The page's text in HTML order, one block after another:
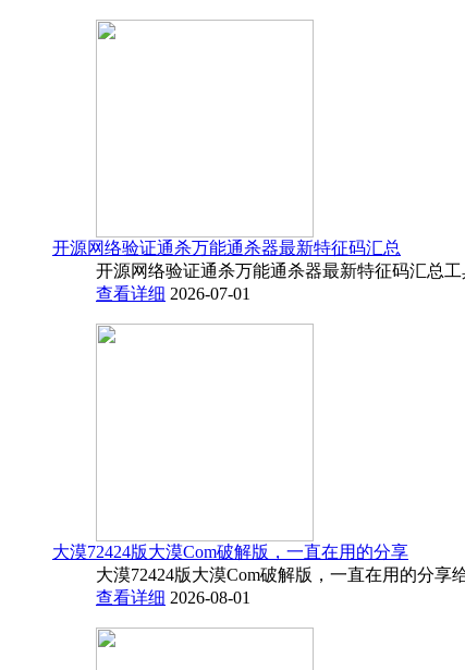
开源网络验证通杀万能通杀器最新特征码汇总
开源网络验证通杀万能通杀器最新特征码汇总
查看详细 2026-07-01
大漠72424版大漠Com破解版，一直在用的分享
大漠72424版大漠Com破解版，一直在用的分享
查看详细 2026-08-01